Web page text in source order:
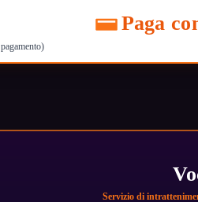
Paga
Servizio di